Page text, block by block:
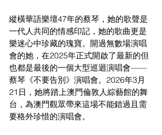
縱橫華語樂壇47年的蔡琴，她的歌聲是
一代人共同的情感印記，她的歌曲更是
樂迷心中珍藏的瑰寶。開過無數場演唱
會的她，在2025年正式開啟了最新的但
也都是最後的一個大型巡迴演唱會——
蔡琴《不要告別》演唱會。2026年3月
21日，她將踏上澳門倫敦人綜藝館的舞
台，為澳門觀眾帶來這場不能錯過且需
要格外珍惜的演唱會。